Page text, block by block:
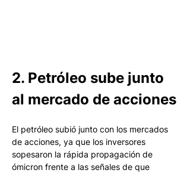
2. Petróleo sube junto
al mercado de acciones
El petróleo subió junto con los mercados
de acciones, ya que los inversores
sopesaron la rápida propagación de
ómicron frente a las señales de que